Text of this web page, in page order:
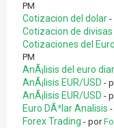
PM
Cotizacion del dolar -
Cotizacion de divisas
Cotizaciones del
PM
AnÃ¡lisis del euro
AnÃ¡lisis EUR/USD -
AnÃ¡lisis EUR/USD -
Euro DÃ³lar Analisis
Forex Trading - por